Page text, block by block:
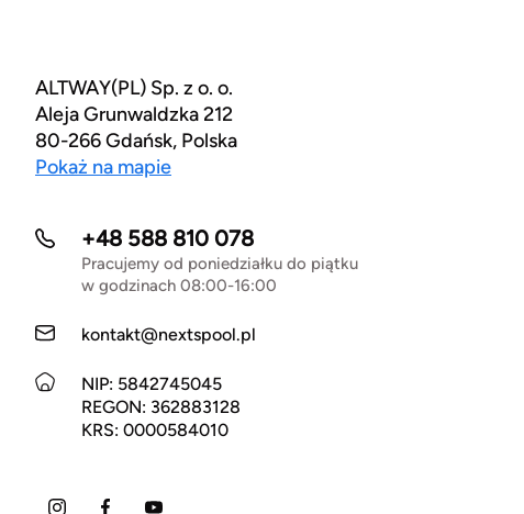
ALTWAY(PL) Sp. z o. o.
Aleja Grunwaldzka 212
80-266 Gdańsk, Polska
Pokaż na mapie
+48 588 810 078
Pracujemy od poniedziałku do piątku
w godzinach 08:00-16:00
kontakt@nextspool.pl
NIP: 5842745045
REGON: 362883128
KRS: 0000584010